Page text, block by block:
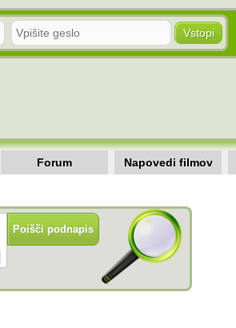
Forum Napovedi filmov